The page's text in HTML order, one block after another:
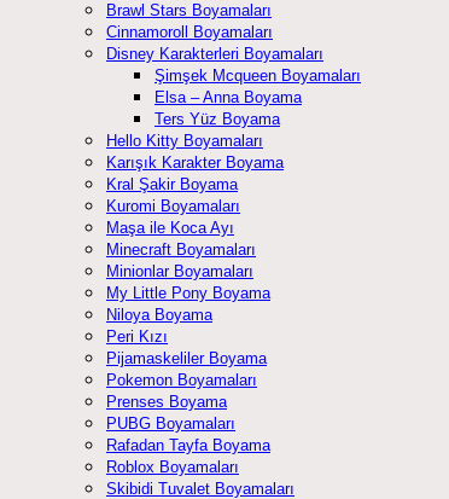
Brawl Stars Boyamaları
Cinnamoroll Boyamaları
Disney Karakterleri Boyamaları
Şimşek Mcqueen Boyamaları
Elsa – Anna Boyama
Ters Yüz Boyama
Hello Kitty Boyamaları
Karışık Karakter Boyama
Kral Şakir Boyama
Kuromi Boyamaları
Maşa ile Koca Ayı
Minecraft Boyamaları
Minionlar Boyamaları
My Little Pony Boyama
Niloya Boyama
Peri Kızı
Pijamaskeliler Boyama
Pokemon Boyamaları
Prenses Boyama
PUBG Boyamaları
Rafadan Tayfa Boyama
Roblox Boyamaları
Skibidi Tuvalet Boyamaları